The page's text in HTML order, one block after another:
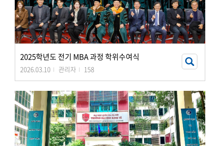
2025학년도 전기 MBA 과정 학위수여식
2026.03.10 관리자 158